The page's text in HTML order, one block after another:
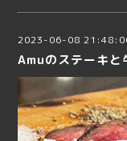
2023-06-08
Amuのステーキと